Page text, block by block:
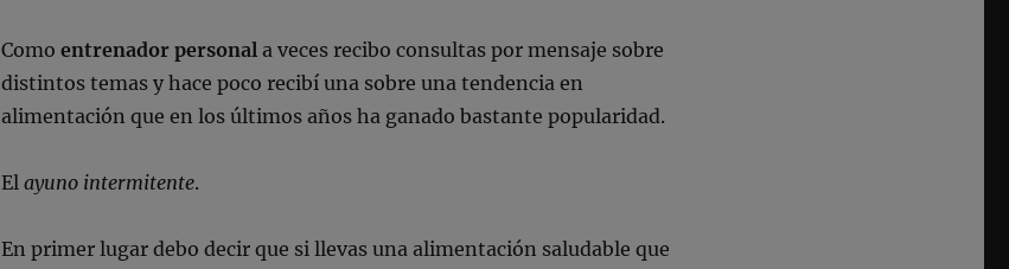
Comoentrenador personal a veces recibo consultas por mensaje sobre
distintos temas y hace poco recibí una sobre una tendencia en
alimentación que en los últimos años ha ganado bastante popularidad.
Elayuno intermitente.
En primer lugar debo decir que si llevas una alimentación saludable que